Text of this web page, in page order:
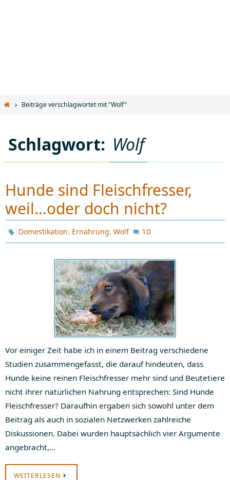
StartBeiträge verschlagwortet mit "Wolf"
Schlagwort: Wolf
Hunde sind Fleischfresser,
weil…oder doch nicht?
Domestikation, Ernährung,Wolf 10
Vor einiger Zeit habe ich in einem Beitrag verschiedene
Studien zusammengefasst, die darauf hindeuten, dass
Hunde keine reinen Fleischfresser mehr sind und Beutetiere
nicht ihrer natürlichen Nahrung entsprechen: Sind Hunde
Fleischfresser? Daraufhin ergaben sich sowohl unter dem
Beitrag als auch in sozialen Netzwerken zahlreiche
Diskussionen. Dabei wurden hauptsächlich vier Argumente
angebracht,…
WEITERLESEN